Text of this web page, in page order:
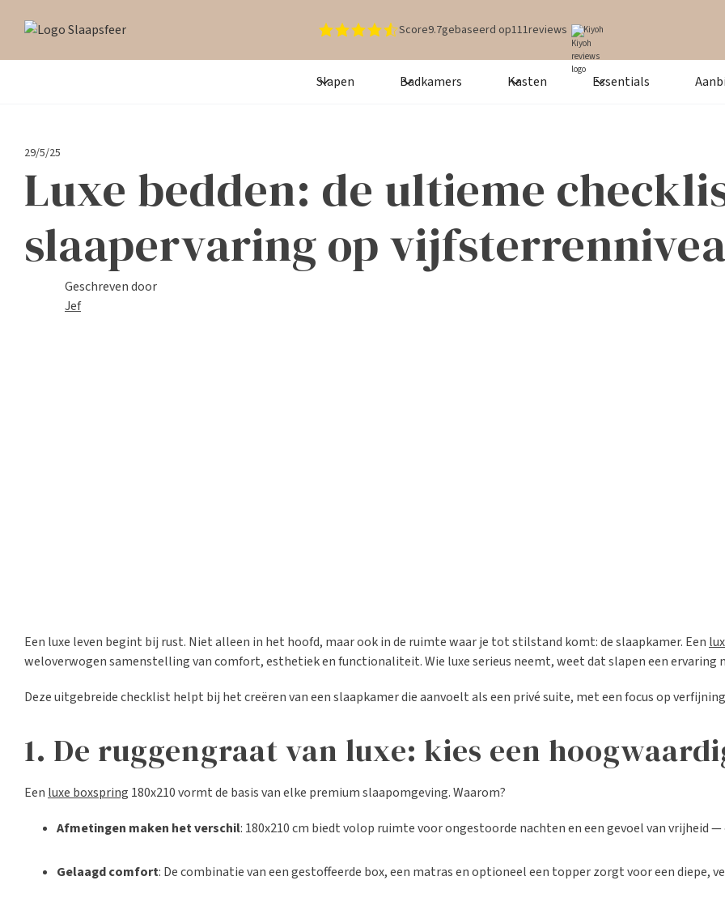
Score9.7gebaseerd op111reviews Kiyoh
Slapen Badkamers Kasten Essentials
29/5/25
Luxe bedden: de ultieme
slaapervaring op
Geschreven door
Jef
Een luxe leven begint bij rust. Niet alleen in het hoofd, maar ook in de ruimte waar je tot stilstand komt: de slaapkamer. Een
weloverwogen samenstelling van comfort, esthetiek en functionaliteit. Wie luxe serieus neemt, weet dat slapen een
Deze uitgebreide checklist helpt bij het creëren van een slaapkamer die aanvoelt als een privé suite, met een focus op
1. De ruggengraat van luxe: kies een
Een luxe boxspring 180x210 vormt de basis van elke premium slaapomgeving. Waarom?
Afmetingen maken het verschil: 180x210 cm biedt volop ruimte voor ongestoorde nachten en een gevoel van vrijheid
Gelaagd comfort: De combinatie van een gestoffeerde box, een matras en optioneel een topper zorgt voor een diepe,